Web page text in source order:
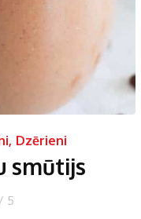
, Dzērieni
smūtijs
/ 5